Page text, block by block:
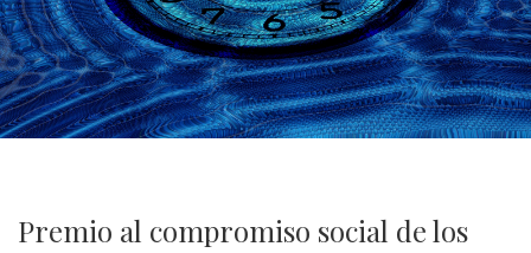
Premio al compromiso social de los